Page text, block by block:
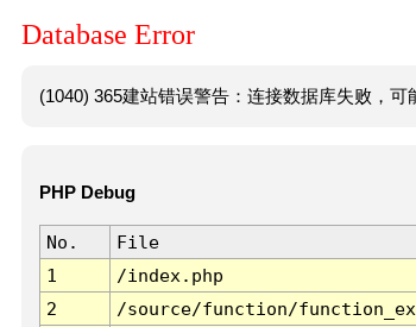
Database Error
(1040) 365建站错误警告：连接数据库失败，
PHP Debug
No. File
1
/index.php
2
/source/function/